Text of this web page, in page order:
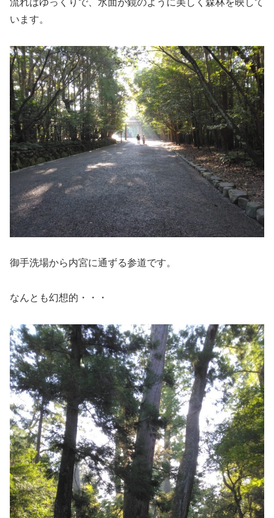
います。
御手洗場から内宮に通ずる参道です。
なんとも幻想的・・・